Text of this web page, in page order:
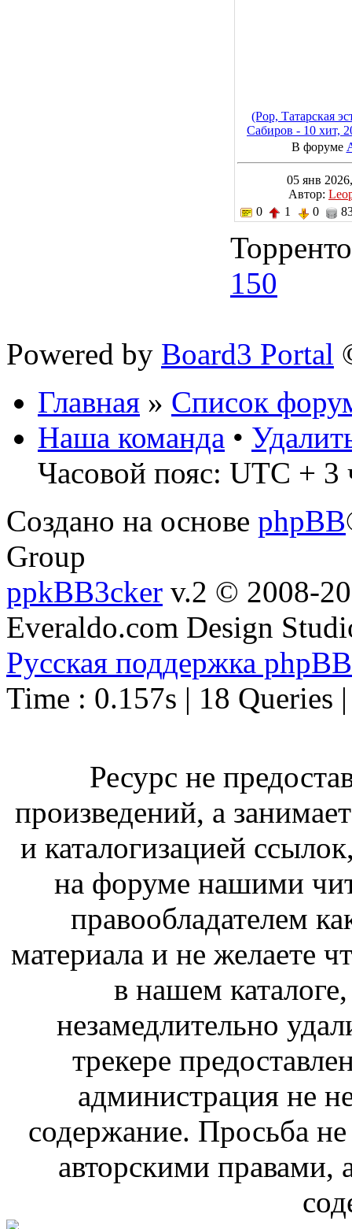
(Pop, Татарская
Сабиров - 10 хит,
kbps
В форуме
05 янв
Автор:
0
1 0
150
Powered by Board3 Portal
Главная » Список
Наша команда •
Часовой пояс: UTC + 3
Создано на основе phpBB
Group
ppkBB3cker v.2 © 2008-
Everaldo.com Design
Русская поддержка phpBB
Time : 0.157s | 18 Queries
Ресурс не
произведений, а
и каталогизацией
на форуме нашими
правообладателем
материала и не желаете
в нашем
незамедлительно
трекере
администрация не
содержание. Просьба
авторскими правами,